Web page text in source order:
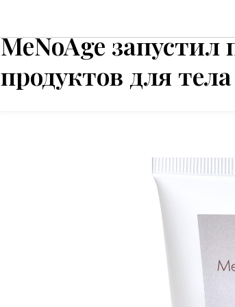
Российский бренд
MeNoAge
продуктов для тела